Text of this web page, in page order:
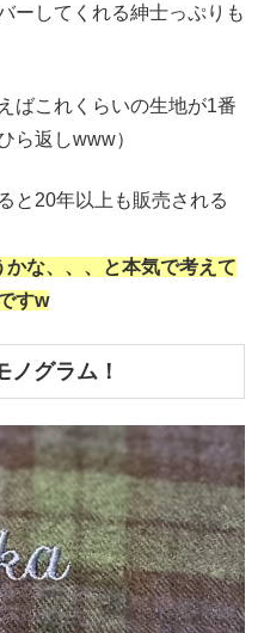
ーしてくれる紳士っぷりも
ばこれくらいの生地が1番
ら返しwww）
と20年以上も販売される
な、、、と本気で考えて
すw
ノグラム！